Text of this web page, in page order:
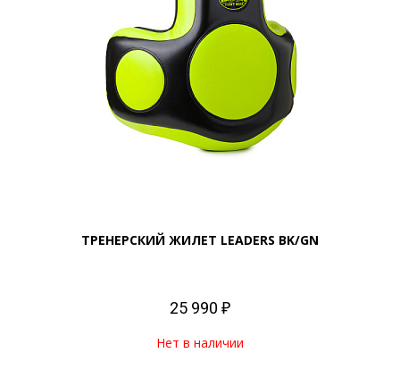
ТРЕНЕРСКИЙ ЖИЛЕТ LEADERS BK/GN
25 990 ₽
Нет в наличии